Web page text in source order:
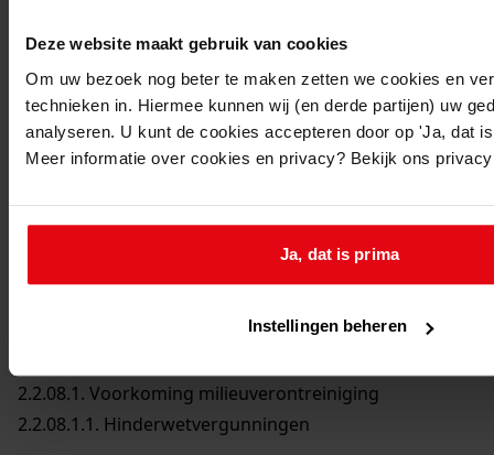
Deze website maakt gebruik van cookies
Om uw bezoek nog beter te maken zetten we cookies en
technieken in. Hiermee kunnen wij (en derde partijen) uw
analyseren. U kunt de cookies accepteren door op 'Ja, dat
Meer informatie over cookies en privacy? Bekijk ons
Ja, dat is prima
Instellingen beheren
Printen
duurzaam webadres
2.2.08.1. Voorkoming milieuverontreiniging
2.2.08.1.1. Hinderwetvergunningen